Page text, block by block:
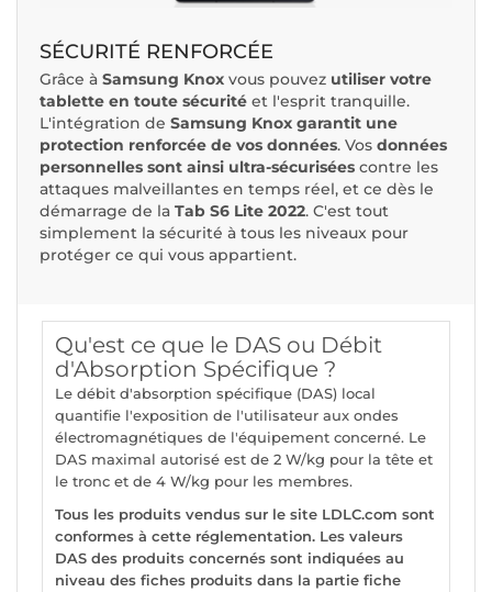
SÉCURITÉ RENFORCÉE
Grâce à Samsung Knox vous pouvez utiliser votre
tablette en toute sécurité et l'esprit tranquille.
L'intégration de Samsung Knox garantit une
protection renforcée de vos données. Vos données
personnelles sont ainsi ultra-sécurisées contre les
attaques malveillantes en temps réel, et ce dès le
démarrage de la Tab S6 Lite 2022. C'est tout
simplement la sécurité à tous les niveaux pour
protéger ce qui vous appartient.
Qu'est ce que le DAS ou Débit
d'Absorption Spécifique ?
Le débit d'absorption spécifique (DAS) local
quantifie l'exposition de l'utilisateur aux ondes
électromagnétiques de l'équipement concerné. Le
DAS maximal autorisé est de 2 W/kg pour la tête et
le tronc et de 4 W/kg pour les membres.
Tous les produits vendus sur le site LDLC.com sont
conformes à cette réglementation. Les valeurs
DAS des produits concernés sont indiquées au
niveau des fiches produits dans la partie fiche